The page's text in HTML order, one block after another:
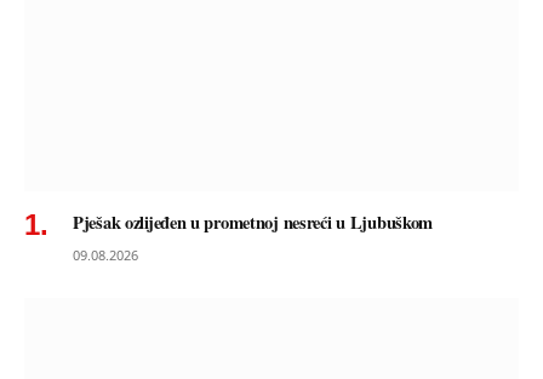
Pješak ozlijeđen u prometnoj nesreći u Ljubuškom
09.08.2026